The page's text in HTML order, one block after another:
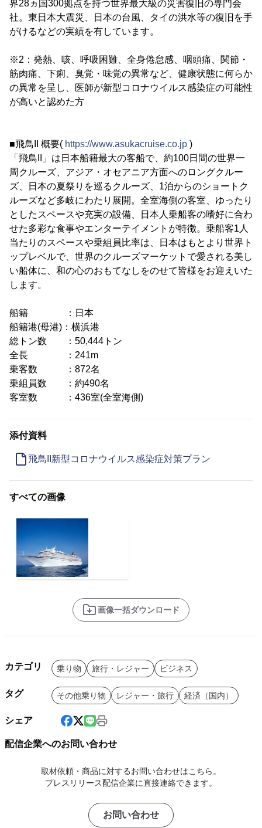
界28ヵ国300拠点を持つ世界最大級の災害復旧の専門会
社。東日本大震災、日本の台風、タイの洪水等の復旧を手
がけるなどの実績を有しています。
※2：発熱、咳、呼吸困難、全身倦怠感、咽頭痛、関節・
筋肉痛、下痢、臭覚・味覚の異常など、健康状態に何らか
の異常を呈し、医師が新型コロナウイルス感染症の可能性
が高いと認めた方
■飛鳥II 概要( https://www.asukacruise.co.jp )
「飛鳥II」は日本船籍最大の客船で、約100日間の世界一
周クルーズ、アジア・オセアニア方面へのロングクルー
ズ、日本の夏祭りを巡るクルーズ、1泊からのショートク
ルーズなど多岐にわたり展開。全室海側の客室、ゆったり
としたスペースや充実の設備、日本人乗船客の嗜好に合わ
せた多彩な食事やエンターテイメントが特徴。乗船客1人
当たりのスペースや乗組員比率は、日本はもとより世界ト
ップレベルで、世界のクルーズマーケットで愛される美し
い船体に、和の心のおもてなしをのせて皆様をお迎えいた
します。
船籍 ：日本
船籍港(母港)：横浜港
総トン数 ：50,444トン
全長 ：241m
乗客数 ：872名
乗組員数 ：約490名
客室数 ：436室(全室海側)
添付資料
飛鳥II新型コロナウイルス感染症対策プラン
すべての画像
画像一括ダウンロード
カテゴリ 乗り物 旅行・レジャー ビジネス
タグ その他乗り物 レジャー・旅行 経済（国内）
シェア
配信企業へのお問い合わせ
取材依頼・商品に対するお問い合わせはこちら。
プレスリリース配信企業に直接連絡できます。
お問い合わせ